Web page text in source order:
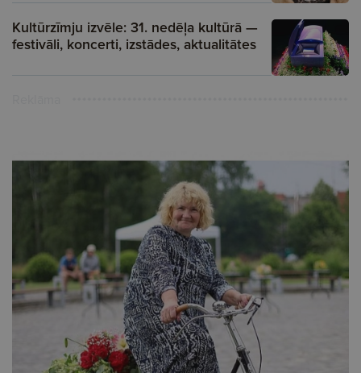
Kultūrzīmju izvēle: 31. nedēļa kultūrā —
festivāli, koncerti, izstādes, aktualitātes